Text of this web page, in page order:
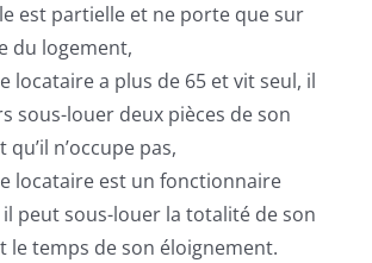
est partielle et ne porte que sur
du logement,
locataire a plus de 65 et vit seul, il
sous-louer deux pièces de son
n’occupe pas,
locataire est un fonctionnaire
il peut sous-louer la totalité de son
le temps de son éloignement.